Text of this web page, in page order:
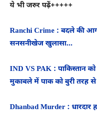
ये भी जरुर पढ़ें+++++
Ranchi Crime : बदले की आग
सनसनीखेज खुलासा…
IND VS PAK : पाकिस्तान
मुकाबले में पाक को बुरी तरह से
Dhanbad Murder : धारदार